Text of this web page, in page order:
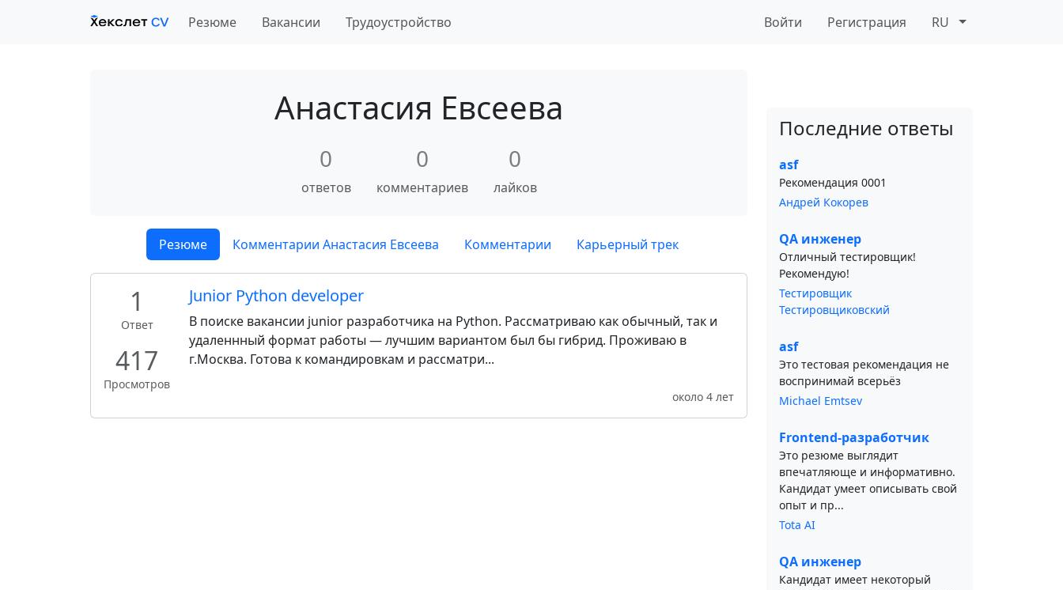
Резюме Вакансии Трудоустройство Войти Регистрация RU
Анастасия Евсеева
0
ответов
0
комментариев
0
лайков
Резюме Комментарии Анастасия Евсеева Комментарии Карьерный трек
1
Ответ
417
Просмотров
Junior Python developer
В поиске вакансии junior разработчика на Python. Рассматриваю как обычный, так и
удаленнный формат работы — лучшим вариантом был бы гибрид. Проживаю в
г.Москва. Готова к командировкам и рассматри...
около 4 лет
Последние ответы
asf
Рекомендация 0001
Андрей Кокорев
QA инженер
Отличный тестировщик!
Рекомендую!
Тестировщик
Тестировщиковский
asf
Это тестовая рекомендация не
воспринимай всерьёз
Michael Emtsev
Frontend-разработчик
Это резюме выглядит
впечатляюще и информативно.
Кандидат умеет описывать свой
опыт и пр...
Tota AI
QA инженер
Кандидат имеет некоторый